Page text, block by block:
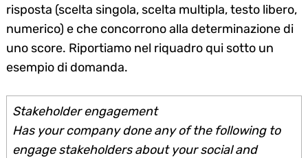
risposta (scelta singola, scelta multipla, testo libero,
numerico) e che concorrono alla determinazione di
uno score. Riportiamo nel riquadro qui sotto un
esempio di domanda.
Stakeholder engagement
Has your company done any of the following to
engage stakeholders about your social and